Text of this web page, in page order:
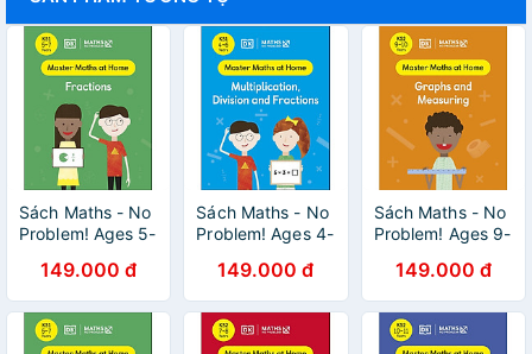
Sách Maths - No
Problem! Ages 5-
149.000 đ
Sách Maths - No
Problem! Ages 4-
Division And
Fractions
149.000 đ
Sách Maths - No
Problem! Ages 9-
Measuring
149.000 đ